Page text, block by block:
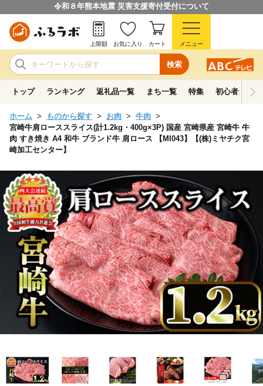
令和８年熊本地震 災害支援寄付受付について
検索
上限額 お気に入り カート メニュー
トップ ランキング 返礼品一覧 まち一覧 特集 初心者ガイド
ホーム ものから探す お肉
牛肉
宮崎牛肩ローススライス(計1.2kg・400g×3P) 国産 宮崎県産 宮崎牛 牛
肉 すき焼き A4 和牛 ブランド牛 肩ロース 【MI043】【(株)ミヤチク宮
崎加工センター】